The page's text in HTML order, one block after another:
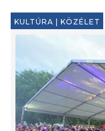
KULTÚRA | KÖZÉLET